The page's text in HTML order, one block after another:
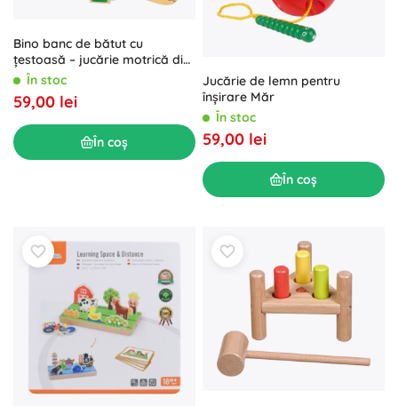
Bino banc de bătut cu
țestoasă – jucărie motrică din
lemn pentru copii
În stoc
59,00 lei
În coș
Jucărie de lemn pentru
înșirare Măr
În stoc
59,00 lei
În coș